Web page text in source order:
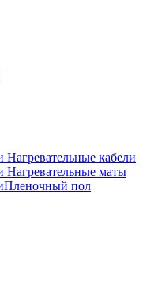
Нагревательные кабели
Нагревательные маты
Пленочный пол